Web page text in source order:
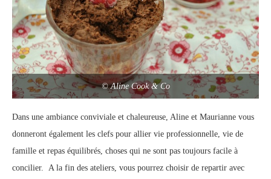
© Aline Cook & Co
Dans une ambiance conviviale et chaleureuse, Aline et Maurianne vous
donneront également les clefs pour allier vie professionnelle, vie de
famille et repas équilibrés, choses qui ne sont pas toujours facile à
concilier. A la fin des ateliers, vous pourrez choisir de repartir avec